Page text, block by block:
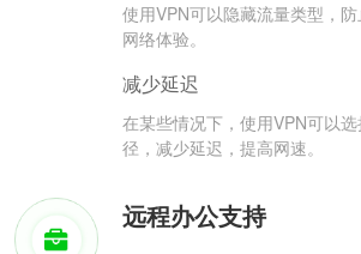
使用VPN可以隐藏流量类型，
网络体验。
减少延迟
在某些情况下，使用VPN可以
径，减少延迟，提高网速。
远程办公支持